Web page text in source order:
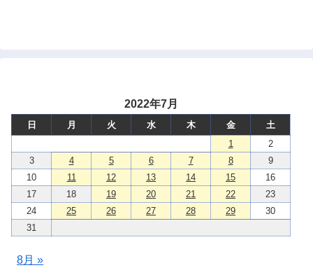
2022年7月
日 月 火 水 木 金
土
1
2
3
4 5 6 7 8
9
10
11 12 13 14 15
16
17
18 19 20 21 22
23
24
25 26 27 28 29
30
31
8月 »